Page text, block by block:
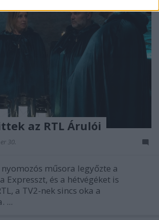
az RTL Árulói
30.
műsora legyőzte a
Expresszt, és a hétvégéket is
a TV2-nek sincs oka a
...